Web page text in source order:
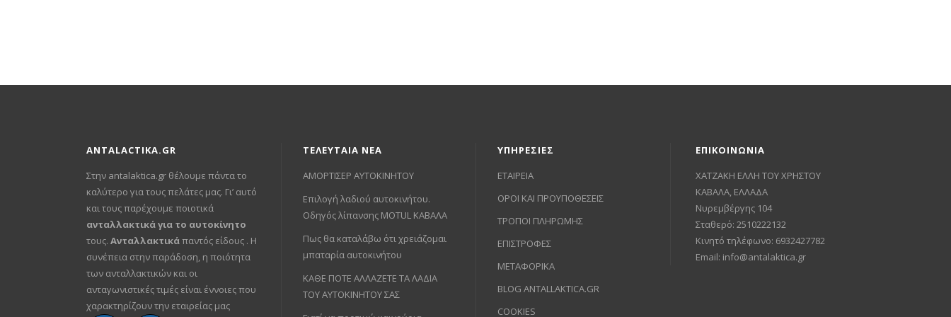
ANTALACTIKA.GR
Στην antalaktica.gr θέλουμε πάντα το
καλύτερο για τους πελάτες μας. Γι’ αυτό
και τους παρέχουμε ποιοτικά
ανταλλακτικά για το αυτοκίνητο
τους. Ανταλλακτικάπαντός είδους . Η
συνέπεια στην παράδοση, η ποιότητα
των ανταλλακτικών και οι
ανταγωνιστικές τιμές είναι έννοιες που
χαρακτηρίζουν την εταιρείας μας
ΤΕΛΕΥΤΑΙΑ ΝΕΑ
ΑΜΟΡΤΙΣΕΡ ΑΥΤΟΚΙΝΗΤΟΥ
Επιλογή λαδιού αυτοκινήτου.
Οδηγός λίπανσης MOTUL ΚΑΒΑΛΑ
Πως θα καταλάβω ότι χρειάζομαι
μπαταρία αυτοκινήτου
ΚΑΘΕ ΠΟΤΕ ΑΛΛΑΖΕΤΕ ΤΑ ΛΑΔΙΑ
ΤΟΥ ΑΥΤΟΚΙΝΗΤΟΥ ΣΑΣ
ΥΠΗΡΕΣΙΕΣ
ΕΤΑΙΡΕΙΑ
ΟΡΟΙ ΚΑΙ ΠΡΟΥΠΟΘΕΣΕΙΣ
ΤΡΟΠΟΙ ΠΛΗΡΩΜΗΣ
ΕΠΙΣΤΡΟΦΕΣ
ΜΕΤΑΦΟΡΙΚΑ
BLOG ANTALLAKTICA.GR
COOKIES
ΕΠΙΚΟΙΝΩΝΙΑ
ΧΑΤΖΑΚΗ ΕΛΛΗ ΤΟΥ ΧΡΗΣΤΟΥ
ΚΑΒΑΛΑ, ΕΛΛΑΔΑ
Νυρεμβέργης 104
Σταθερό: 2510222132
Κινητό τηλέφωνο: 6932427782
Email: info@antalaktica.gr